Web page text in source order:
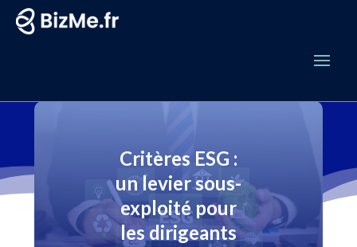
Critères ESG :
un levier sous-
exploité pour
les dirigeants